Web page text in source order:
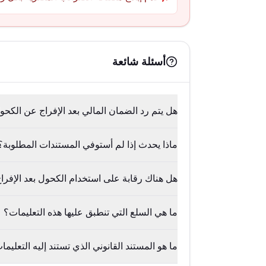
أسئلة شائعة
هل يتم رد الضمان المالي بعد الإفراج عن
ماذا يحدث إذا لم أستوفي المستندات
هل هناك رقابة على استخدام الكحول بعد
ما هي السلع التي تنطبق عليها هذه التعليمات؟
ما هو المستند القانوني الذي تستند إليه